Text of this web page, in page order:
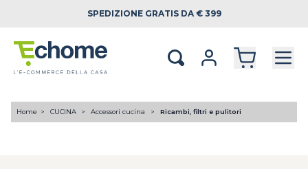
SPEDIZIONE GRATIS DA € 399
Home CUCINA Accessori cucina Ricambi, filtri e pulitori